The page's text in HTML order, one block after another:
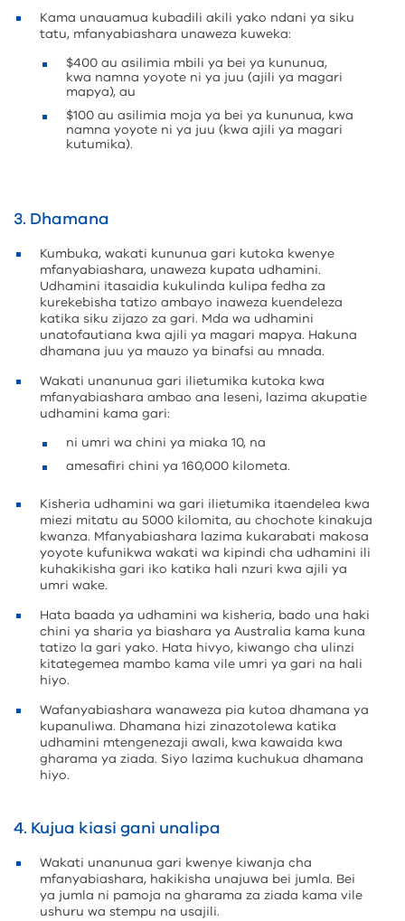
Kama unauamua kubadili akili yako ndani ya siku
tatu, mfanyabiashara unaweza kuweka:
$400 au asilimia mbili ya bei ya kununua,
kwa namna yoyote ni ya juu (ajili ya magari
mapya), au
$100 au asilimia moja ya bei ya kununua, kwa
namna yoyote ni ya juu (kwa ajili ya magari
kutumika).
3. Dhamana
Kumbuka, wakati kununua gari kutoka kwenye
mfanyabiashara, unaweza kupata udhamini.
Udhamini itasaidia kukulinda kulipa fedha za
kurekebisha tatizo ambayo inaweza kuendeleza
katika siku zijazo za gari. Mda wa udhamini
unatofautiana kwa ajili ya magari mapya. Hakuna
dhamana juu ya mauzo ya binafsi au mnada.
Wakati unanunua gari ilietumika kutoka kwa
mfanyabiashara ambao ana leseni, lazima akupatie
udhamini kama gari:
ni umri wa chini ya miaka 10, na
amesafiri chini ya 160,000 kilometa.
Kisheria udhamini wa gari ilietumika itaendelea kwa
miezi mitatu au 5000 kilomita, au chochote kinakuja
kwanza. Mfanyabiashara lazima kukarabati makosa
yoyote kufunikwa wakati wa kipindi cha udhamini ili
kuhakikisha gari iko katika hali nzuri kwa ajili ya
umri wake.
Hata baada ya udhamini wa kisheria, bado una haki
chini ya sharia ya biashara ya Australia kama kuna
tatizo la gari yako. Hata hivyo, kiwango cha ulinzi
kitategemea mambo kama vile umri ya gari na hali
hiyo.
Wafanyabiashara wanaweza pia kutoa dhamana ya
kupanuliwa. Dhamana hizi zinazotolewa katika
udhamini mtengenezaji awali, kwa kawaida kwa
gharama ya ziada. Siyo lazima kuchukua dhamana
hiyo.
4. Kujua kiasi gani unalipa
Wakati unanunua gari kwenye kiwanja cha
mfanyabiashara, hakikisha unajuwa bei jumla. Bei
ya jumla ni pamoja na gharama za ziada kama vile
ushuru wa stempu na usajili.